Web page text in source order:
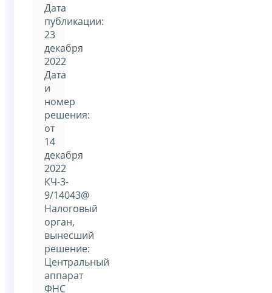
Дата
публикации:
23
декабря
2022
Дата
и
номер
решения:
от
14
декабря
2022
КЧ-3-
9/14043@
Налоговый
орган,
вынесший
решение:
Центральный
аппарат
ФНС